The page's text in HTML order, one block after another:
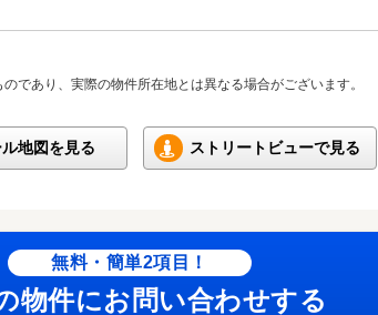
であり、実際の物件所在地とは異なる場合がございます。
地図を見る ストリートビューで見る
無料・簡単2項目！
物件にお問い合わせする